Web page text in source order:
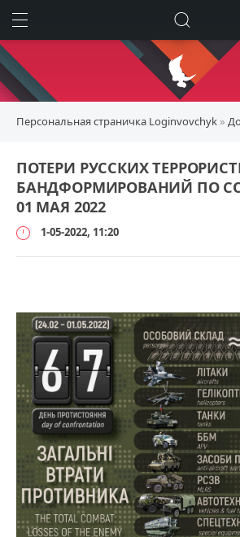
Персональная страничка Loginvovchyk »
ПОТЕРИ РУССКИХ
БАНДФОРМИРОВАНИЙ ПО
01 МАЯ 2022
1-05-2022, 11:20
109